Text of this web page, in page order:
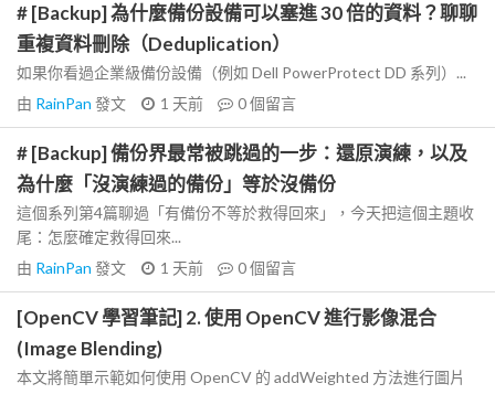
# [Backup] 為什麼備份設備可以塞進 30 倍的資料？聊聊
重複資料刪除（Deduplication）
如果你看過企業級備份設備（例如 Dell PowerProtect DD 系列）...
由 RainPan 發文 1 天前 0個留言
# [Backup] 備份界最常被跳過的一步：還原演練，以及
為什麼「沒演練過的備份」等於沒備份
這個系列第4篇聊過「有備份不等於救得回來」，今天把這個主題收
尾：怎麼確定救得回來...
由 RainPan 發文 1 天前 0個留言
[OpenCV 學習筆記] 2. 使用 OpenCV 進行影像混合
(Image Blending)
本文將簡單示範如何使用 OpenCV 的 addWeighted 方法進行圖片